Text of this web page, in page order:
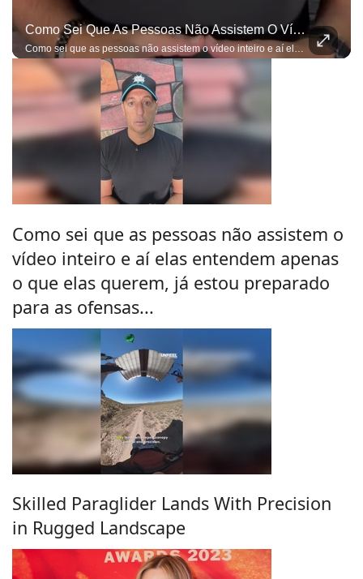
Como Sei Que As Pessoas Não Assistem O Vídeo Inteiro E Aí Elas Entendem Apenas O Que Elas Querem, Já Estou Preparado Para As Ofensas...
Como sei que as pessoas não assistem o vídeo inteiro e aí elas entendem apenas o que elas querem, já estou preparado para as ofensas e bobagens do gênero...
Como sei que as pessoas não assistem o
vídeo inteiro e aí elas entendem apenas
o que elas querem, já estou preparado
para as ofensas...
Skilled Paraglider Lands With Precision
in Rugged Landscape